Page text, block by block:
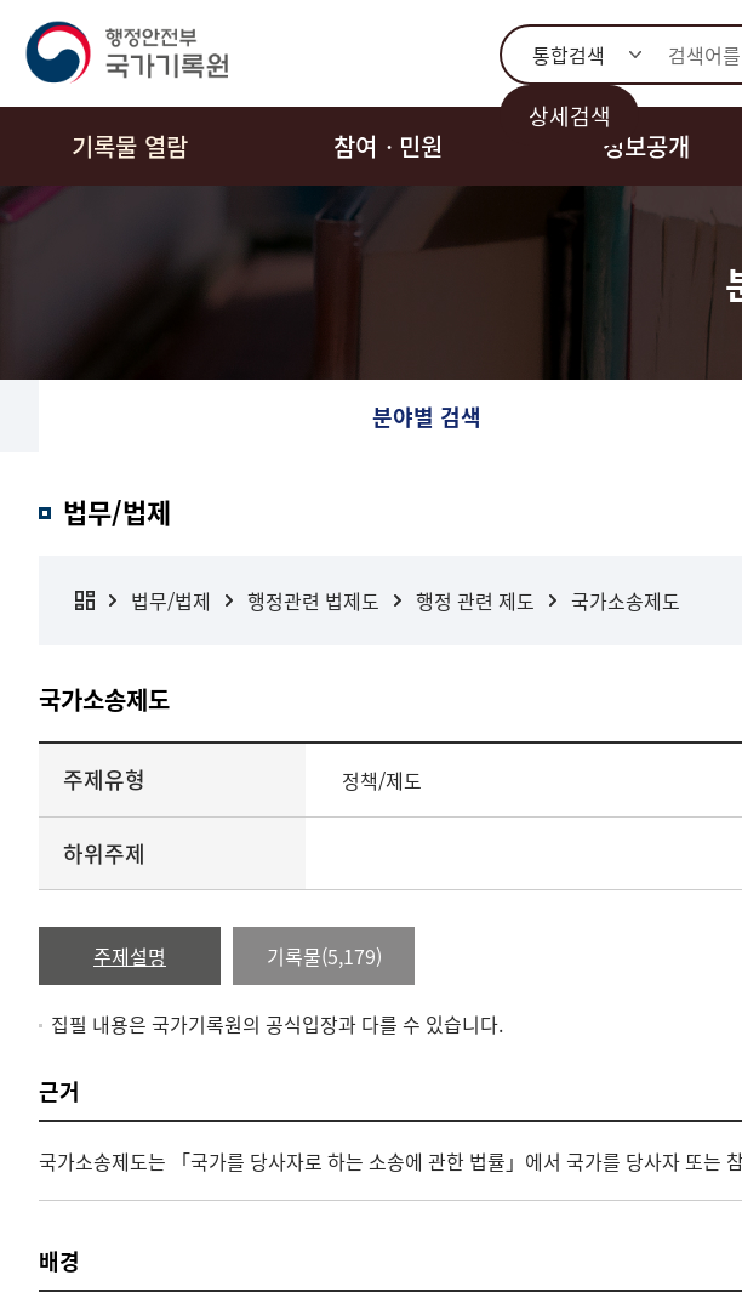
통합검색
상세검색
기록물 열람 참여ㆍ민원 정보공개
분야별 검색
법무/법제
법무/법제 행정관련 법제도 행정 관련 제도 국가소송제도
국가소송제도
주제유형 정책/제도
하위주제
주제설명 기록물(5,179)
집필 내용은 국가기록원의 공식입장과 다를 수 있습니다.
근거
국가소송제도는 「국가를 당사자로 하는 소송에 관한 법률」에서 국가를 당사자 또는
배경